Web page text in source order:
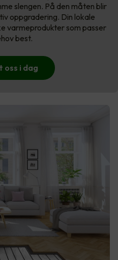
slengen. På den måten blir
oppgradering. Din lokale
varmeprodukter som passer
best.
oss i dag